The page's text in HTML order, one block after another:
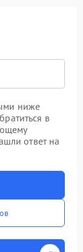
ниже
в
ответ на